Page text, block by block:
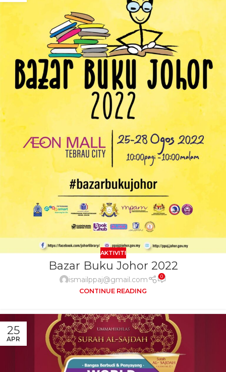
AKTIVITI
Bazar Buku Johor 2022
ismailppaj@gmail.com 0
CONTINUE READING
25
APR